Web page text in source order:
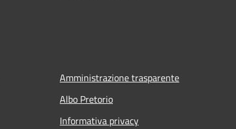
Amministrazione trasparente
Albo Pretorio
Informativa privacy